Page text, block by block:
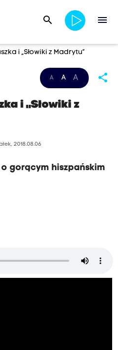
search menu
i „Słowiki z Madrytu”
A A A share
i „Słowiki z
2018.08.06
gorącym hiszpańskim